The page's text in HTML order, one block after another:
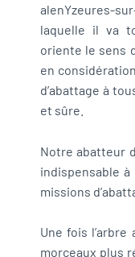
alenYzeures-
laquelle il va
oriente le sens
en
d’abattage à
et sûre.
Notre abatteur
indispensable
missions
Une fois
morceaux plus